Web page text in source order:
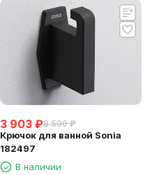
3 903 ₽8 590 ₽
Крючок для ванной Sonia
182497
В наличии